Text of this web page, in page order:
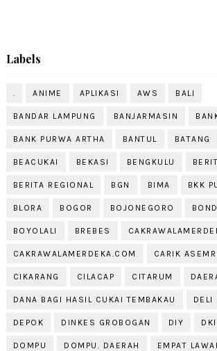
Labels
. ANIME APLIKASI AWS BALI
BANDAR LAMPUNG BANJARMASIN
BANK PURWA ARTHA BANTUL BATANG
BEACUKAI BEKASI BENGKULU
BERITA REGIONAL BGN BIMA BKK
BLORA BOGOR BOJONEGORO
BOYOLALI BREBES
CAKRAWALAMERDEKA.COM CARIK
CIKARANG CILACAP CITARUM
DANA BAGI HASIL CUKAI TEMBAKAU DELI
DEPOK DINKES GROBOGAN DIY
DOMPU DOMPU. DAERAH EMPAT